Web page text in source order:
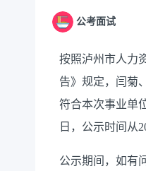
公考面试
按照泸州市人力
告》规定，闫菊
符合本次事业单
日，公示时间从
公示期间，如有